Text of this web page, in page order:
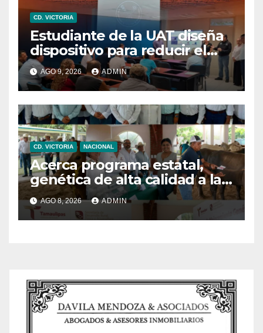
CD. VICTORIA
Estudiante de la UAT diseña
dispositivo para reducir el
consumo eléctrico en
edificios
AGO 9, 2026 ADMIN
CD. VICTORIA NACIONAL
Acerca programa estatal,
genética de alta calidad a las
y los productores pecuarios
AGO 8, 2026 ADMIN